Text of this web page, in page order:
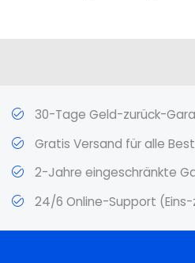
30-Tage Geld-zurück-
Gratis Versand für alle
2-Jahre eingeschränkte
24/6 Online-Support (Eins-